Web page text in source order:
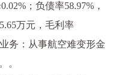
；负债率58.97%，
万元，毛利率
务：从事航空难变形金
。